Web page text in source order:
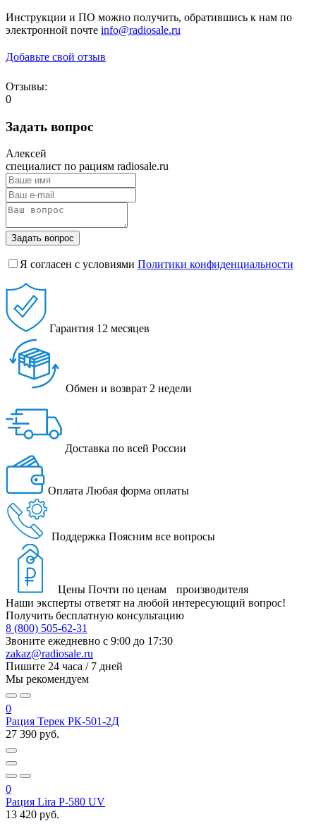
Инструкции и ПО можно получить, обратившись к нам по
электронной почте info@radiosale.ru
Добавьте свой отзыв
Отзывы:
0
Задать вопрос
Алексей
специалист по рациям radiosale.ru
Задать вопрос
Я согласен с условиями Политики конфиденциальности
Гарантия 12 месяцев
Обмен и возврат 2 недели
Доставка по всей России
Оплата Любая форма оплаты
Поддержка Поясним все вопросы
Цены Почти по ценам производителя
Наши эксперты ответят на любой интересующий вопрос!
Получить бесплатную консультацию
8 (800) 505-62-31
Звоните ежедневно с 9:00 до 17:30
zakaz@radiosale.ru
Пишите 24 часа / 7 дней
Мы рекомендуем
0
Рация Терек РК-501-2Д
27 390 руб.
0
Рация Lira P-580 UV
13 420 руб.